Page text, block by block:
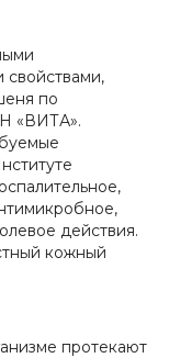
свойствами,
по
«ВИТА».
действия.
кожный
протекают